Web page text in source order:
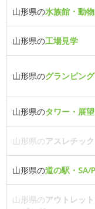
山形県の水族館・動
山形県の工場見学
山形県のグランピング
山形県のタワー・展
山形県のアスレチック
山形県の道の駅・SA/
山形県のアウトレッ